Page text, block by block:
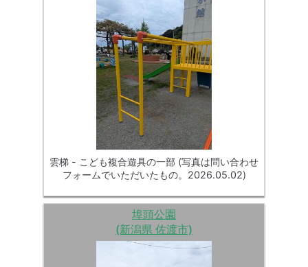
雲梯 - こども複合遊具の一部 (写真は問い合わせ
フォームでいただいたもの。2026.05.02)
埠頭公園
(新潟県 佐渡市)